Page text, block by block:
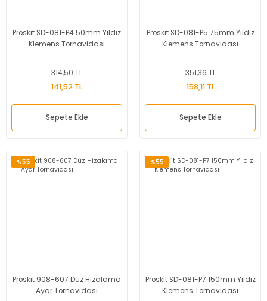
Proskit SD-081-P4 50mm Yıldız
Klemens Tornavidası
314,50 TL
141,52 TL
Sepete Ekle
Proskit SD-081-P5 75mm Yıldız
Klemens Tornavidası
351,36 TL
158,11 TL
Sepete Ekle
%55
Proskit 908-607 Düz Hizalama
Ayar Tornavidası
%55
Proskit SD-081-P7 150mm Yıldız
Klemens Tornavidası